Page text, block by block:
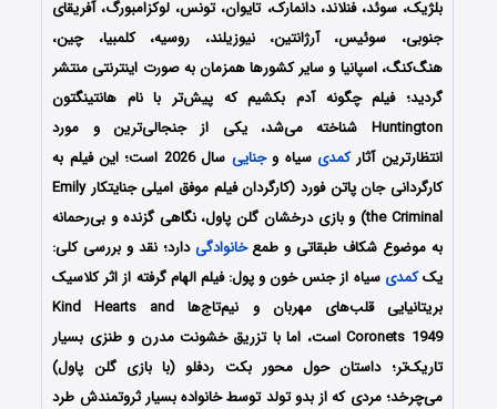
بلژیک، سوئد، فنلاند، دانمارک، تایوان، تونس، لوکزامبورگ، آفریقای
جنوبی، سوئیس، آرژانتین، نیوزیلند، روسیه، کلمبیا، چین،
هنگ‌کنگ، اسپانیا و سایر کشورها همزمان به صورت اینترنتی منتشر
گردید؛فیلم چگونه آدم بکشیم که پیش‌تر با نام هانتینگتون
Huntington شناخته می‌شد، یکی از جنجالی‌ترین و مورد
انتظارترین آثارکمدی سیاه وجنایی
سال 2026 است؛ این فیلم به
کارگردانی جان پاتن فورد (کارگردان فیلم موفق امیلی جنایتکار Emily
the Criminal) و بازی درخشان گلن پاول، نگاهی گزنده و بی‌رحمانه
به موضوع شکاف طبقاتی و طمعخانوادگیدارد؛نقد و بررسی کلی:
یککمدی سیاه از جنس خون و پول: فیلم الهام گرفته از اثر کلاسیک
بریتانیایی قلب‌های مهربان و نیم‌تاج‌ها Kind Hearts and
Coronets 1949 است، اما با تزریق خشونت مدرن و طنزی بسیار
تاریک‌تر؛ داستان حول محور بکت رد‌فلو (با بازی گلن پاول)
می‌چرخد؛ مردی که از بدو تولد توسط خانواده بسیار ثروتمندش طرد